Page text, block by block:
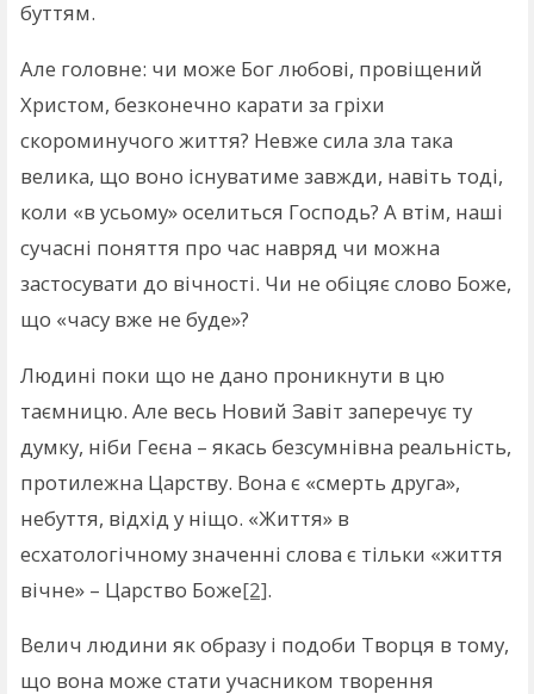
буттям.
Але головне: чи може Бог любові, провіщений
Христом, безконечно карати за гріхи
скороминучого життя? Невже сила зла така
велика, що воно існуватиме завжди, навіть тоді,
коли «в усьому» оселиться Господь? А втім, наші
сучасні поняття про час навряд чи можна
застосувати до вічності. Чи не обіцяє слово Боже,
що «часу вже не буде»?
Людині поки що не дано проникнути в цю
таємницю. Але весь Новий Завіт заперечує ту
думку, ніби Геєна – якась безсумнівна реальність,
протилежна Царству. Вона є «смерть друга»,
небуття, відхід у ніщо. «Життя» в
есхатологічному значенні слова є тільки «життя
вічне» – Царство Боже[2].
Велич людини як образу і подоби Творця в тому,
що вона може стати учасником творення